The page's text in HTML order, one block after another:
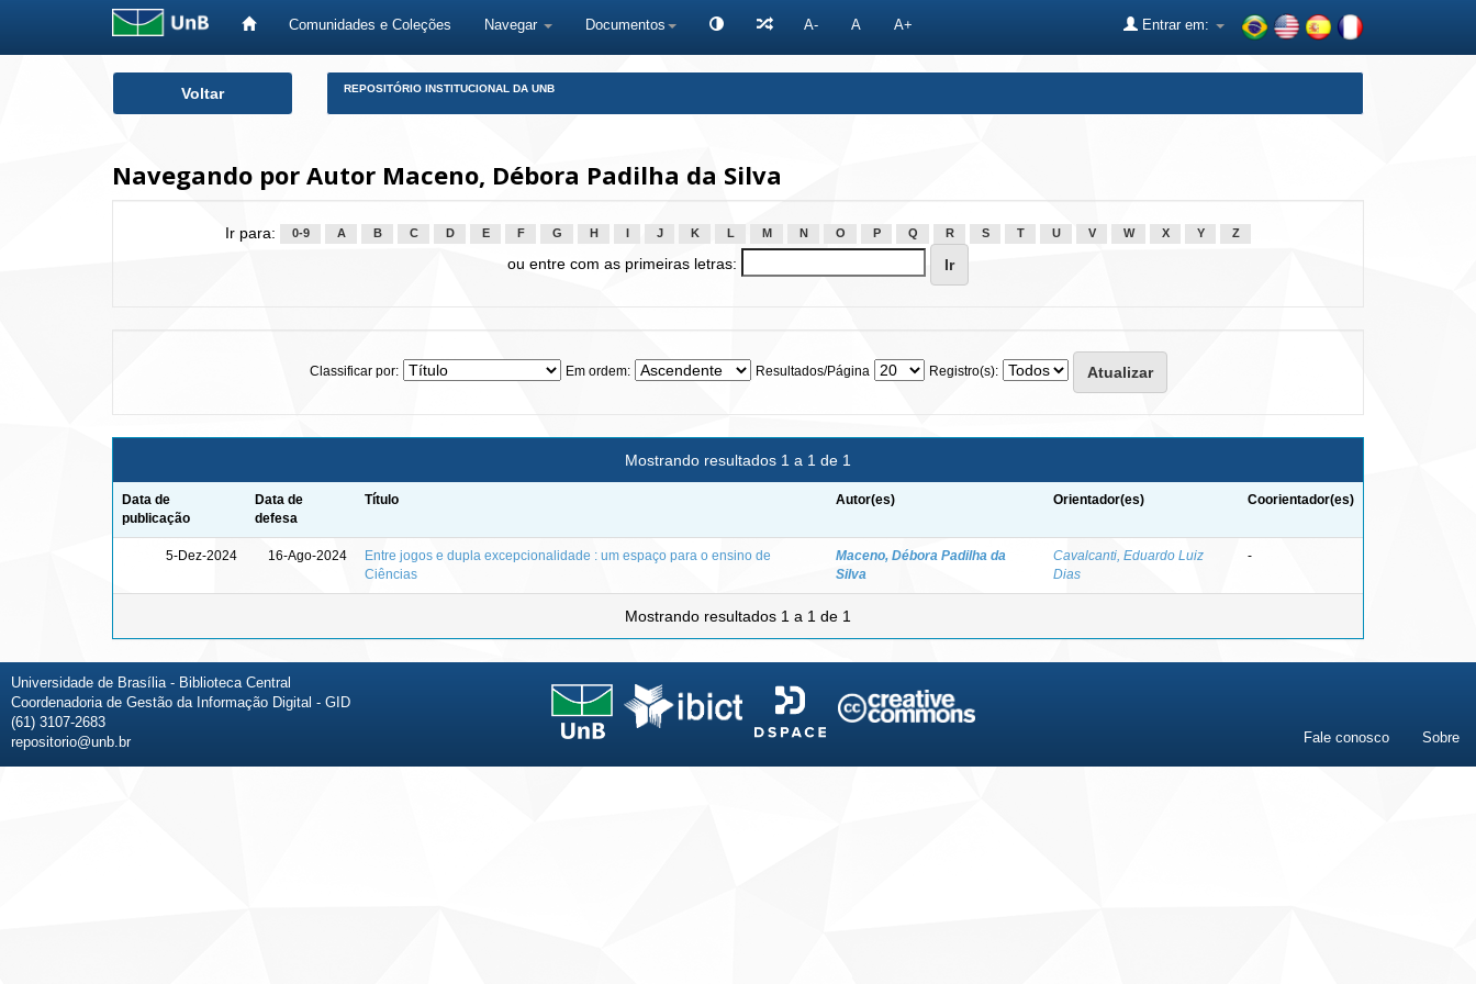
Comunidades e Coleções Navegar Documentos A- A A+ Entrar em:
Voltar REPOSITÓRIO INSTITUCIONAL DA UNB
Navegando por Autor Maceno, Débora Padilha da Silva
Ir para: 0-9 A B C D E F G H J K L M N O P Q R S T U V W X Y Z
ou entre com as primeiras letras:
Classificar por: Em ordem: Resultados/Página Registro(s):
Mostrando resultados 1 a 1 de 1
Data de
publicação
Data de
defesa
Título Autor(es) Orientador(es) Coorientador(es)
5-Dez-2024 16-Ago-2024
Entre jogos e dupla excepcionalidade : um espaço para o ensino de
Ciências
Maceno, Débora Padilha da
Silva
Cavalcanti, Eduardo Luiz
Dias
-
Mostrando resultados 1 a 1 de 1
Universidade de Brasília - Biblioteca Central
Coordenadoria de Gestão da Informação Digital - GID
(61) 3107-2683
repositorio@unb.br
Fale conosco Sobre